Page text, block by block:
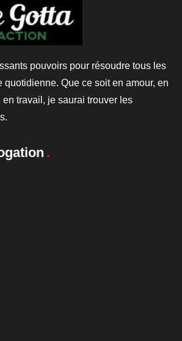
pouvoirs pour résoudre tous les
quotidienne. Que ce soit en amour, en
travail, je saurai trouver les